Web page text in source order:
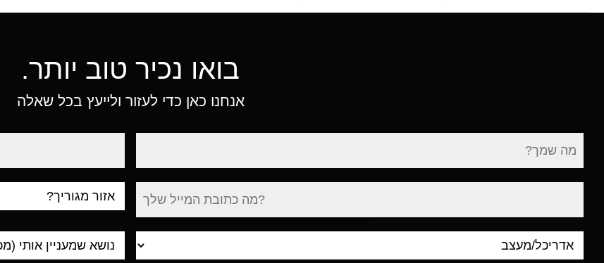
בואו נכיר טוב יותר.
אנחנו כאן כדי לעזור ולייעץ בכל שאלה
עיר
מגורים